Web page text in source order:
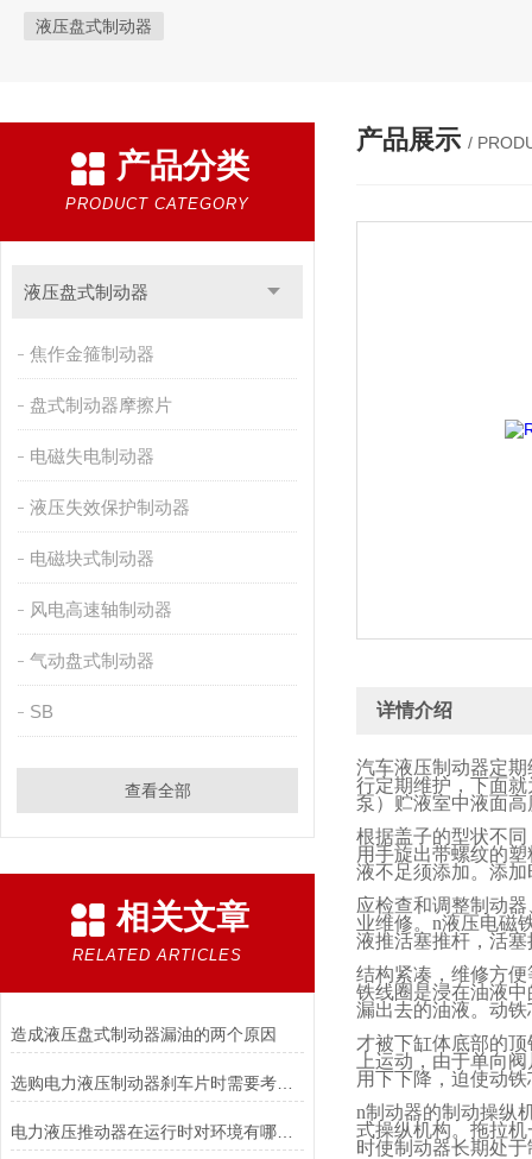
液压盘式制动器
产品分类
PRODUCT CATEGORY
液压盘式制动器
焦作金箍制动器
盘式制动器摩擦片
电磁失电制动器
液压失效保护制动器
电磁块式制动器
风电高速轴制动器
气动盘式制动器
SB
查看全部
相关文章
RELATED ARTICLES
造成液压盘式制动器漏油的两个原因
选购电力液压制动器刹车片时需要考虑的问题有哪些？
电力液压推动器在运行时对环境有哪些要求？
产品展示 /
详情介绍
汽车液压制动器定
行定期维护，下面
泵）贮液室中液面
根据盖子的型状不
用手旋出带螺纹的
液不足须添加。添
应检查和调整制动
业维修。 n液压电磁
液推活塞推杆，活
结构紧凑，维修方
铁线圈是浸在油液
漏出去的油液。动
才被下缸体底部的
上运动，由于单向
用下下降，迫使动
n制动器的制动操纵
式操纵机构。拖拉
时使制动器长期处